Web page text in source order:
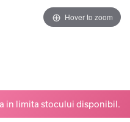
Hover to zoom
in limita stocului disponibil.